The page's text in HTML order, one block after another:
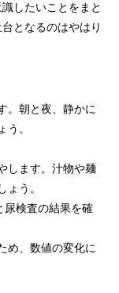
したいことをまと
となるのはやはり
。朝と夜、静かに
。
します。汁物や麺
う。
尿検査の結果を確
め、数値の変化に